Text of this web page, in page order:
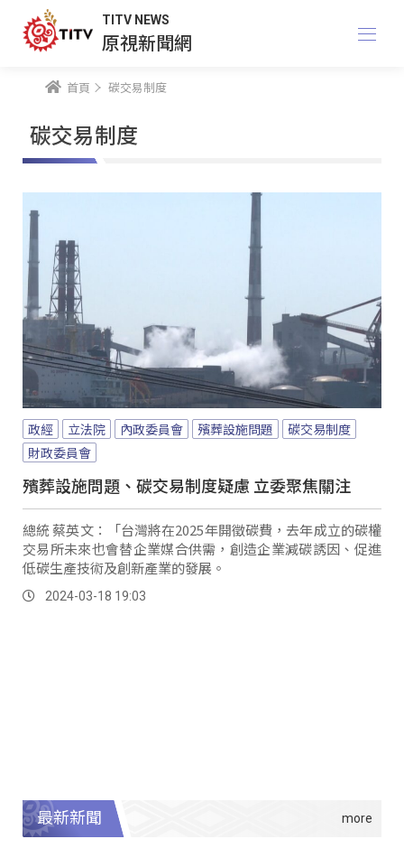
TITV NEWS
原視新聞網
首頁 碳交易制度
碳交易制度
政經 立法院 內政委員會 殯葬設施問題
碳交易制度
財政委員會
殯葬設施問題、碳交易制度疑慮 立委聚焦關注
總統 蔡英文：「台灣將在2025年開徵碳費，去年成立的碳權
交易所未來也會替企業媒合供需，創造企業減碳誘因、促進
低碳生產技術及創新產業的發展。
2024-03-18 19:03
最新新聞